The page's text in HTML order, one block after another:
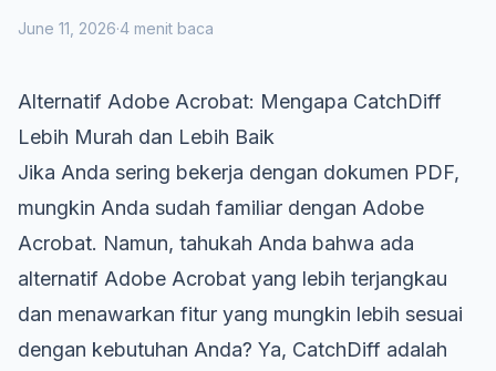
June 11, 2026·4 menit baca
Alternatif Adobe Acrobat: Mengapa CatchDiff
Lebih Murah dan Lebih Baik
Jika Anda sering bekerja dengan dokumen PDF,
mungkin Anda sudah familiar dengan Adobe
Acrobat. Namun, tahukah Anda bahwa ada
alternatif Adobe Acrobat yang lebih terjangkau
dan menawarkan fitur yang mungkin lebih sesuai
dengan kebutuhan Anda? Ya, CatchDiff adalah